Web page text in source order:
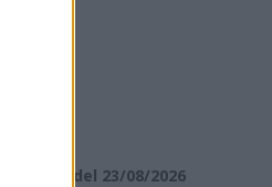
1 del 23/08/2026